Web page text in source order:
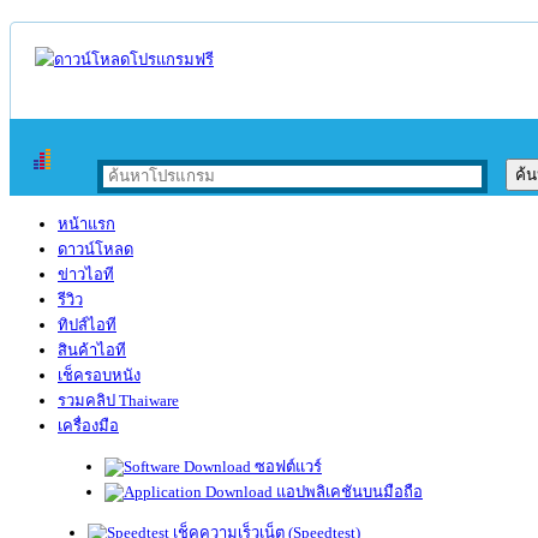
หน้าแรก
ดาวน์โหลด
ข่าวไอที
รีวิว
ทิปส์ไอที
สินค้าไอที
เช็ครอบหนัง
รวมคลิป Thaiware
เครื่องมือ
ซอฟต์แวร์
แอปพลิเคชันบนมือถือ
เช็คความเร็วเน็ต (Speedtest)